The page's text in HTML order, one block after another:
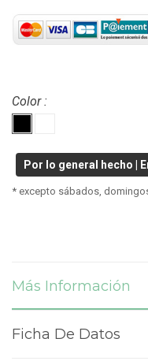
Color :
Por lo general hecho |
* excepto sábados,
Más Información
Ficha De Datos